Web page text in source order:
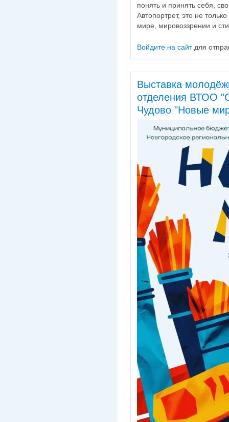
понять и принять себя,
Автопортрет, это не
мире, мировоззрении и
Войдите на сайтдля
Выставка
отделения ВТОО
Чудово "Новые